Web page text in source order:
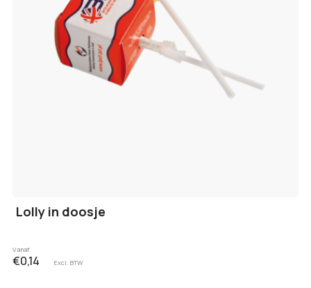
Lolly in doosje
Vanaf
€0,14 Excl. BTW